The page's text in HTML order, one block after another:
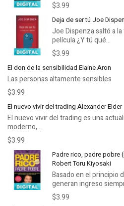
$3.99
Deja de ser tú Joe
Joe Dispenza saltó a
película ¿Y tú qué...
$3.99
El don de la sensibilidad Elaine Aron
Las personas altamente sensibles
$3.99
El nuevo vivir del trading Alexander Elder
El nuevo vivir del trading es una
moderno,...
$3.99
Padre rico, padre pobre
Robert Toru Kiyosaki
Basado en el principio
generan ingreso
$3.99